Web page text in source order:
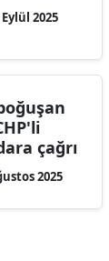
Eylül 2025
çağrı
2025